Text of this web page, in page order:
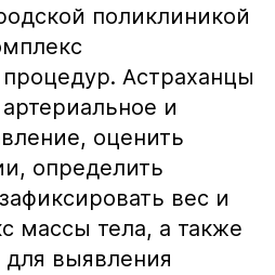
поликлиникой
Астраханцы
и
оценить
определить
вес и
массы тела, а также
для выявления